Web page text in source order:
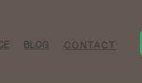
BLOG​​ CONTACT